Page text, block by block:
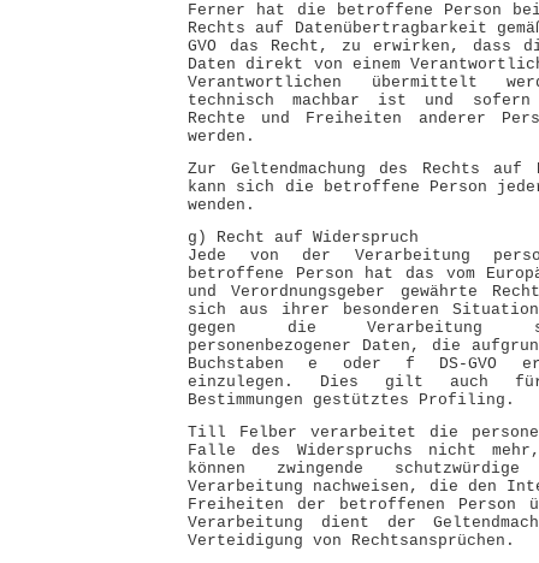
Ferner hat die betroffene Person
Rechts auf Datenübertragbarkeit
GVO das Recht, zu erwirken, dass
Daten direkt von einem
Verantwortlichen übermittelt
technisch machbar ist und
Rechte und Freiheiten anderer
werden.
Zur Geltendmachung des Rechts auf
kann sich die betroffene Person
wenden.
g) Recht auf Widerspruch
Jede von der Verarbeitung
betroffene Person hat das vom
und Verordnungsgeber gewährte
sich aus ihrer besonderen
gegen die Verarbeitung
personenbezogener Daten, die
Buchstaben e oder f DS-GVO
einzulegen. Dies gilt auch
Bestimmungen gestütztes Profiling.
Till Felber verarbeitet die
Falle des Widerspruchs nicht
können zwingende
Verarbeitung nachweisen, die den
Freiheiten der betroffenen Person
Verarbeitung dient der
Verteidigung von Rechtsansprüchen.